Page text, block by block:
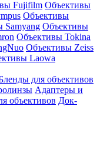
Fujifilm Объективы
Объективы
Samyang Объективы
Объективы Tokina
Объективы Zeiss
Laowa
для объективов
Адаптеры и
объективов Док-